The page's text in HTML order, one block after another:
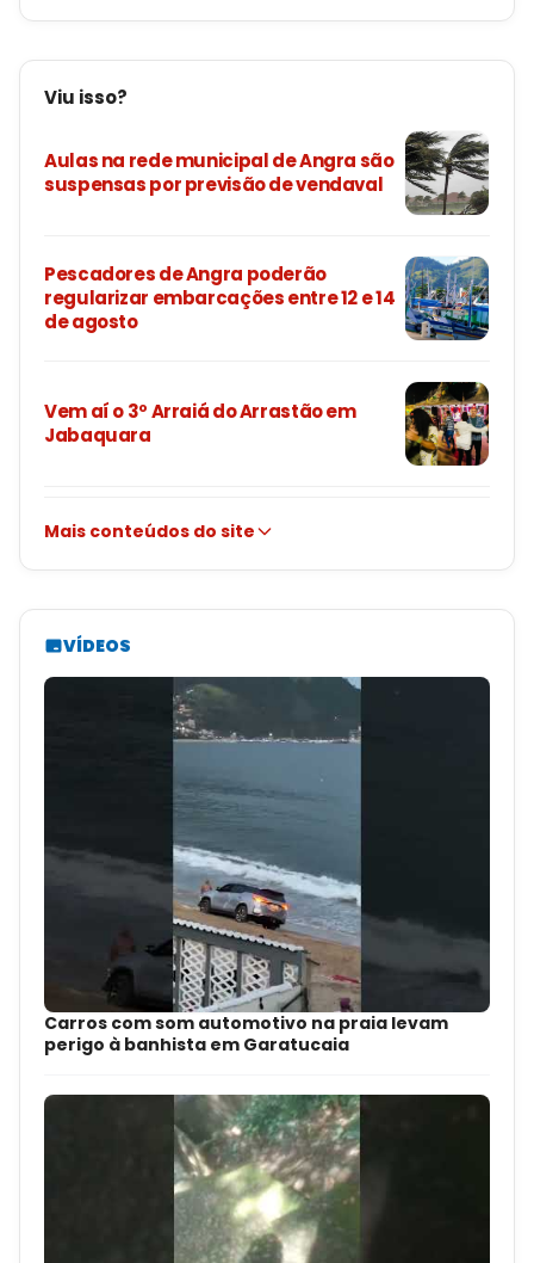
Viu isso?
Aulas na rede municipal de Angra são
suspensas por previsão de vendaval
Pescadores de Angra poderão
regularizar embarcações entre 12 e 14
de agosto
Vem aí o 3º Arraiá do Arrastão em
Jabaquara
Mais conteúdos do site
VÍDEOS
Carros com som automotivo na praia levam
perigo à banhista em Garatucaia